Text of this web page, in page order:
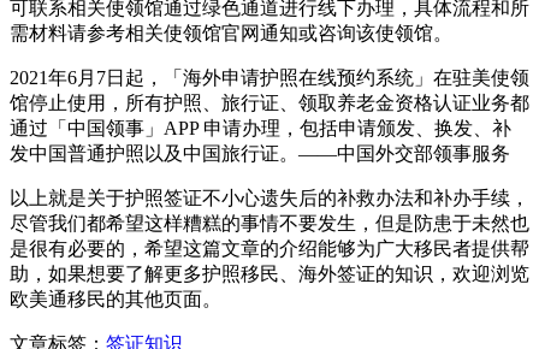
可联系相关使领馆通过绿色通道进行线下办理，具体流程和所
需材料请参考相关使领馆官网通知或咨询该使领馆。
2021年6月7日起，「海外申请护照在线预约系统」在驻美使领
馆停止使用，所有护照、旅行证、领取养老金资格认证业务都
通过「中国领事」APP 申请办理，包括申请颁发、换发、补
发中国普通护照以及中国旅行证。——中国外交部领事服务
以上就是关于护照签证不小心遗失后的补救办法和补办手续，
尽管我们都希望这样糟糕的事情不要发生，但是防患于未然也
是很有必要的，希望这篇文章的介绍能够为广大移民者提供帮
助，如果想要了解更多护照移民、海外签证的知识，欢迎浏览
欧美通移民的其他页面。
文章标签： 签证知识